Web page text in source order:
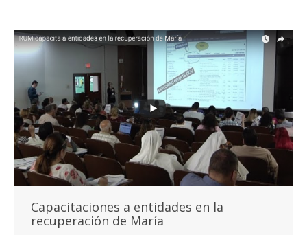
Capacitaciones a entidades en la
recuperación de María